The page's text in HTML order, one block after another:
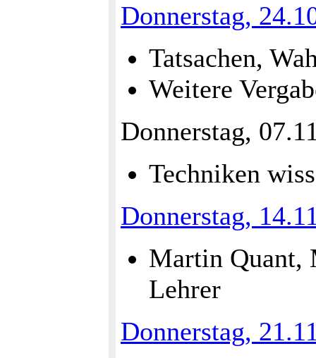
Donnerstag,
Tatsachen,
Weitere
Donnerstag,
Techniken
Donnerstag,
Martin Quant,
Lehrer
Donnerstag,